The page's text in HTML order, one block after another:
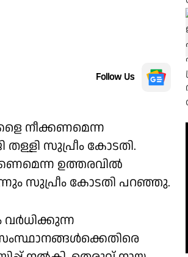
Follow Us
നീക്കണമെന്ന
സുപ്രീം കോടതി.
ഉത്തരവിൽ
സുപ്രീം കോടതി പറഞ്ഞു.